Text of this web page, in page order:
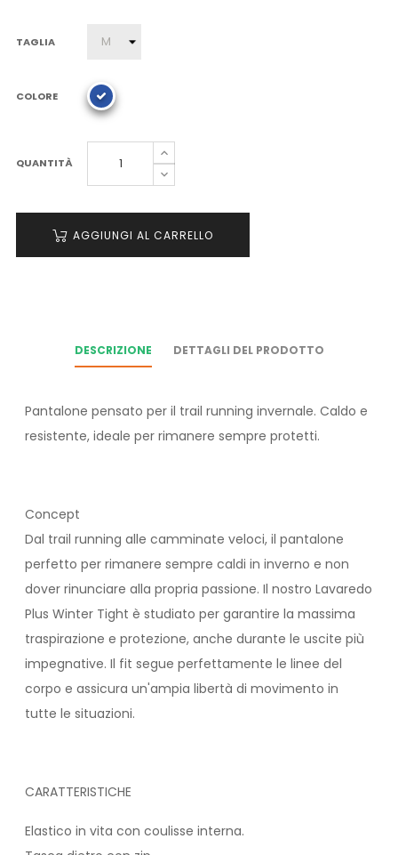
TAGLIA
COLORE
QUANTITÀ
AGGIUNGI AL CARRELLO
DESCRIZIONE DETTAGLI DEL PRODOTTO
Pantalone pensato per il trail running invernale. Caldo e
resistente, ideale per rimanere sempre protetti.
Concept
Dal trail running alle camminate veloci, il pantalone
perfetto per rimanere sempre caldi in inverno e non
dover rinunciare alla propria passione. Il nostro Lavaredo
Plus Winter Tight è studiato per garantire la massima
traspirazione e protezione, anche durante le uscite più
impegnative. Il fit segue perfettamente le linee del
corpo e assicura un'ampia libertà di movimento in
tutte le situazioni.
CARATTERISTICHE
Elastico in vita con coulisse interna.